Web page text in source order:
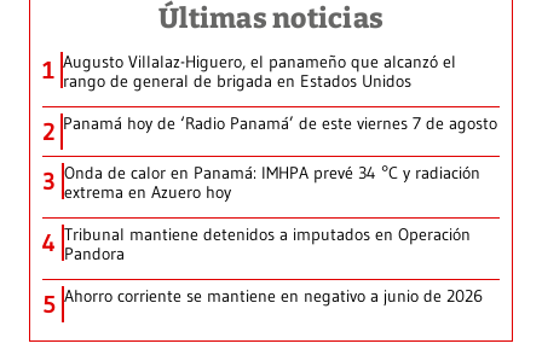
Últimas noticias
1 Augusto Villalaz-Higuero, el panameño que alcanzó el
rango de general de brigada en Estados Unidos
2 Panamá hoy de ‘Radio Panamá’ de este viernes 7 de agosto
3 Onda de calor en Panamá: IMHPA prevé 34 °C y radiación
extrema en Azuero hoy
4 Tribunal mantiene detenidos a imputados en Operación
Pandora
5 Ahorro corriente se mantiene en negativo a junio de 2026